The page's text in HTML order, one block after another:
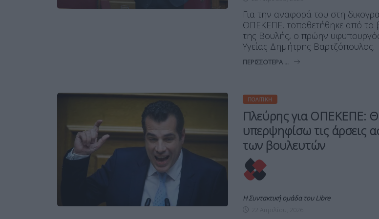
Για την αναφορά του στη
ΟΠΕΚΕΠΕ, τοποθετήθηκε από το
της Βουλής, ο πρώην
Υγείας Δημήτρης Βαρτζόπουλος.
ΠΕΡΙΣΣΌΤΕΡΑ ...
ΠΟΛΙΤΙΚΉ
Πλεύρης για ΟΠΕΚΕΠΕ:
υπερψηφίσω τις άρσεις
των βουλευτών
Η Συντακτική ομάδα του Libre